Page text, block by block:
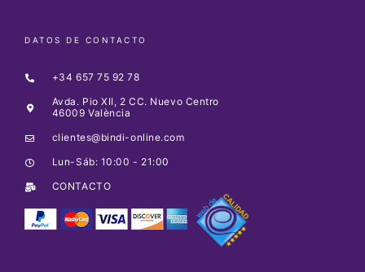
DATOS DE CONTACTO
+34 657 75 92 78
Avda. Pio XII, 2 CC. Nuevo Centro
46009 València
clientes@bindi-online.com
Lun-Sáb: 10:00 - 21:00
CONTACTO